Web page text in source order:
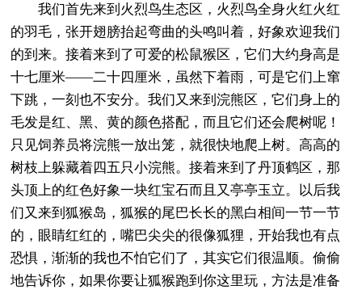
我们首先来到火烈鸟生态区，火烈鸟全身火红火红
的羽毛，张开翅膀抬起弯曲的头鸣叫着，好象欢迎我们
的到来。接着来到了可爱的松鼠猴区，它们大约身高是
十七厘米——二十四厘米，虽然下着雨，可是它们上窜
下跳，一刻也不安分。我们又来到浣熊区，它们身上的
毛发是红、黑、黄的颜色搭配，而且它们还会爬树呢！
只见饲养员将浣熊一放出笼，就很快地爬上树。高高的
树枝上躲藏着四五只小浣熊。接着来到了丹顶鹤区，那
头顶上的红色好象一块红宝石而且又亭亭玉立。以后我
们又来到狐猴岛，狐猴的尾巴长长的黑白相间一节一节
的，眼睛红红的，嘴巴尖尖的很像狐狸，开始我也有点
恐惧，渐渐的我也不怕它们了，其实它们很温顺。偷偷
地告诉你，如果你要让狐猴跑到你这里玩，方法是准备